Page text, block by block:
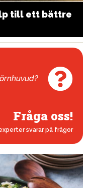
till ett bättre
Fråga oss!
svarar på frågor